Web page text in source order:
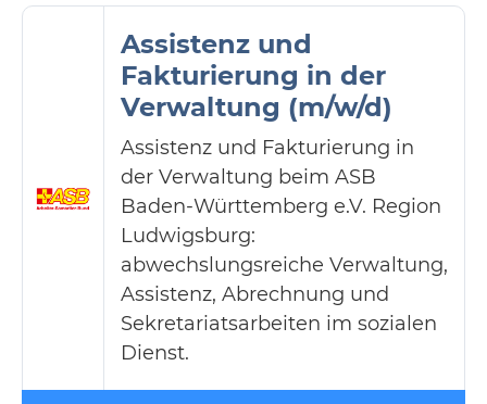
Assistenz und
Fakturierung in der
Verwaltung (m/w/d)
Assistenz und Fakturierung in
der Verwaltung beim ASB
Baden-Württemberg e.V. Region
Ludwigsburg:
abwechslungsreiche Verwaltung,
Assistenz, Abrechnung und
Sekretariatsarbeiten im sozialen
Dienst.